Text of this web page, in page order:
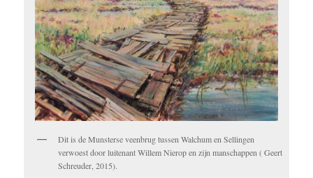
Dit is de Munsterse veenbrug tussen Walchum en Sellingen
verwoest door luitenant Willem Nierop en zijn manschappen ( Geert
Schreuder, 2015).